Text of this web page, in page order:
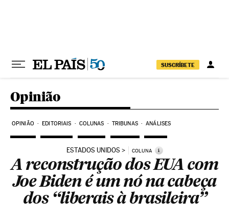
SUSCRÍBETE
Opinião
OPINIÃO EDITORIAIS COLUNAS TRIBUNAS ANÁLISES
ESTADOS UNIDOS COLUNA i
A reconstrução dos EUA com
Joe Biden é um nó na cabeça
dos “liberais à brasileira”